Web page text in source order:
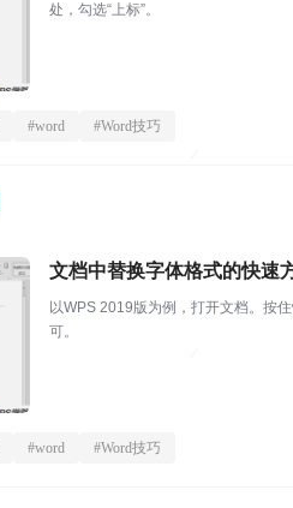
处，勾选“上标”。
#word #Word技巧
文档中替换字体格式的快速
以WPS 2019版为例，打开文档。按
可。
#word #Word技巧